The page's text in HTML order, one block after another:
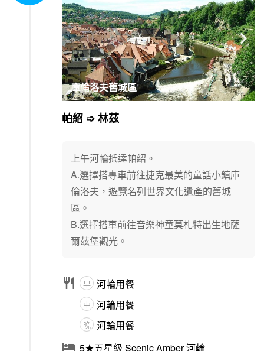
帕紹 ➩ 林茲
上午河輪抵達帕紹。
A.選擇搭專車前往捷克最美的童話小鎮庫
倫洛夫，遊覽名列世界文化遺產的舊城
區。
B.選擇搭車前往音樂神童莫札特出生地薩
爾茲堡觀光。
 早 河輪用餐
中 河輪用餐
晚 河輪用餐
 5★五星級 Scenic Amber 河輪
庫倫洛夫舊城區
